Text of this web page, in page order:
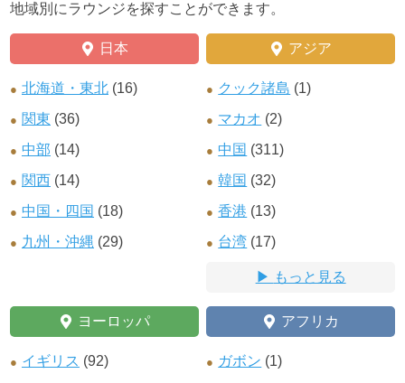
地域別にラウンジを探すことができます。
日本
北海道・東北 (16)
関東 (36)
中部 (14)
関西 (14)
中国・四国 (18)
九州・沖縄 (29)
アジア
クック諸島 (1)
マカオ (2)
中国 (311)
韓国 (32)
香港 (13)
台湾 (17)
もっと見る
ヨーロッパ
イギリス (92)
アフリカ
ガボン (1)